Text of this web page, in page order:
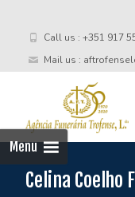
Call us : +351 917
Mail us :
Menu
Celina Coelho